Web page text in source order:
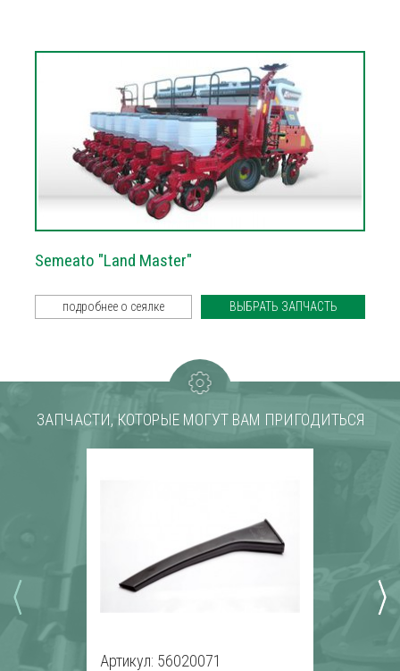
Semeato "Land Master"
подробнее о сеялке ВЫБРАТЬ ЗАПЧАСТЬ
ЗАПЧАСТИ, КОТОРЫЕ МОГУТ ВАМ ПРИГОДИТЬСЯ
Артикул: 56020071